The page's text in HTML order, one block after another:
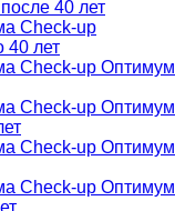
40 лет
Check-up
лет
Check-up Оптимум
Check-up Оптимум
Check-up Оптимум
Check-up Оптимум